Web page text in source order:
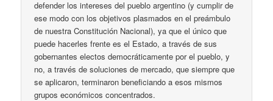
defender los intereses del pueblo argentino (y cumplir de
ese modo con los objetivos plasmados en el preámbulo
de nuestra Constitución Nacional), ya que el único que
puede hacerles frente es el Estado, a través de sus
gobernantes electos democráticamente por el pueblo, y
no, a través de soluciones de mercado, que siempre que
se aplicaron, terminaron beneficiando a esos mismos
grupos económicos concentrados.